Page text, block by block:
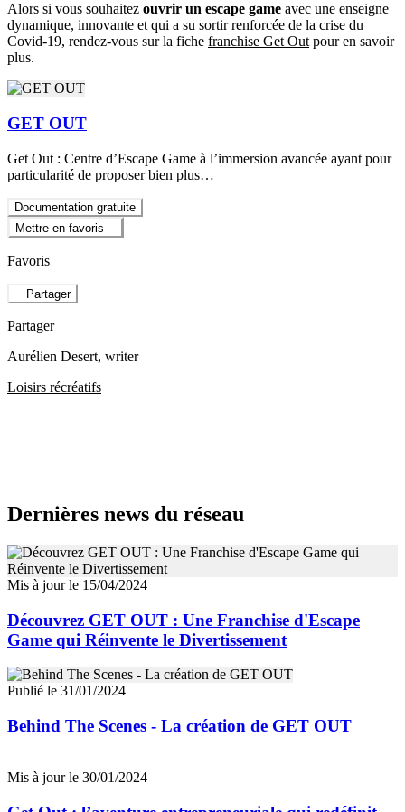
Alors si vous souhaitez ouvrir un escape game avec une enseigne
dynamique, innovante et qui a su sortir renforcée de la crise du
Covid-19, rendez-vous sur la fiche franchise Get Out pour en savoir
plus.
GET OUT
Get Out : Centre d’Escape Game à l’immersion avancée ayant pour
particularité de proposer bien plus…
Documentation gratuite
Mettre en favoris
Favoris
Partager
Partager
Aurélien Desert, writer
Loisirs récréatifs
Dernières news du réseau
Mis à jour le 15/04/2024
Découvrez GET OUT : Une Franchise d'Escape
Game qui Réinvente le Divertissement
Publié le 31/01/2024
Behind The Scenes - La création de GET OUT
Mis à jour le 30/01/2024